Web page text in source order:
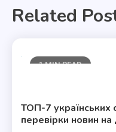
Related
1 MIN READ
ТОП-7 українських
перевірки новин на